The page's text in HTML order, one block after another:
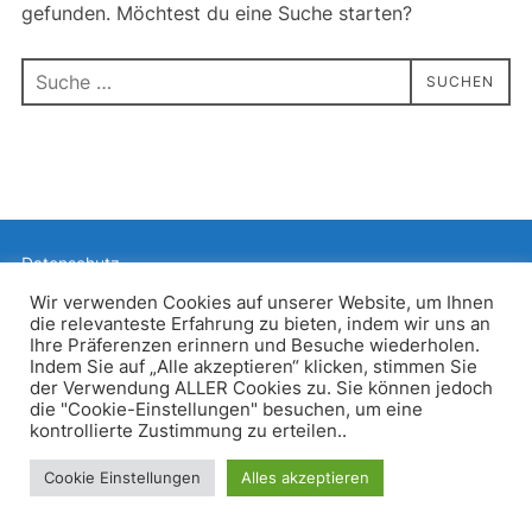
gefunden. Möchtest du eine Suche starten?
Suchen
nach:
SUCHEN
Datenschutz
Inspiro WordPress Theme von WPZOOM
Wir verwenden Cookies auf unserer Website, um Ihnen
die relevanteste Erfahrung zu bieten, indem wir uns an
Ihre Präferenzen erinnern und Besuche wiederholen.
Indem Sie auf „Alle akzeptieren“ klicken, stimmen Sie
der Verwendung ALLER Cookies zu. Sie können jedoch
die "Cookie-Einstellungen" besuchen, um eine
kontrollierte Zustimmung zu erteilen..
Cookie Einstellungen Alles akzeptieren